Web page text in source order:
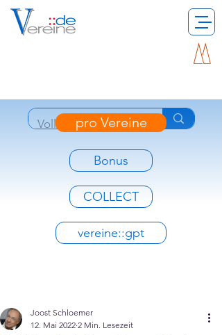
pro Vereine
Bonus
COLLECT
vereine::gpt
Joost Schloemer
12. Mai 2022 2 Min. Lesezeit